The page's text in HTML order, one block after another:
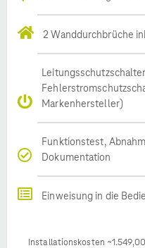
2 Wanddurchbrüche
Markenhersteller)
Funktionstest,
Dokumentation
Einweisung in die
Installationskosten